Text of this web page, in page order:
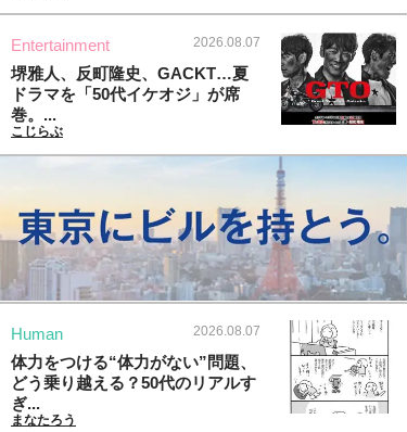
Entertainment 2026.08.07
堺雅人、反町隆史、GACKT…夏
ドラマを「50代イケオジ」が席
巻。...
こじらぶ
Human 2026.08.07
体力をつける“体力がない”問題、
どう乗り越える？50代のリアルす
ぎ...
まなたろう